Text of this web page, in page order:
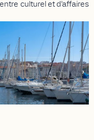
culturel et d’affaires